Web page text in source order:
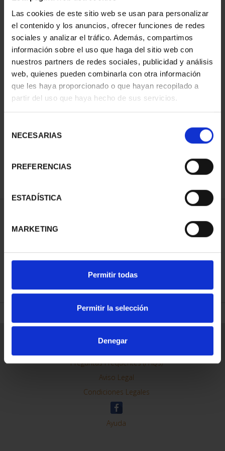
Las cookies de este sitio web se usan para personalizar
el contenido y los anuncios, ofrecer funciones de redes
sociales y analizar el tráfico. Además, compartimos
información sobre el uso que haga del sitio web con
nuestros partners de redes sociales, publicidad y análisis
web, quienes pueden combinarla con otra información
que les haya proporcionado o que hayan recopilado a
partir del uso que haya hecho de sus servicios.
NECESARIAS
PREFERENCIAS
ESTADÍSTICA
MARKETING
Permitir todas
Permitir la selección
Denegar
CAPITALES DE
PROVINCIA COLECCION
3.796,00 €
REFINAR
Información General
Contacto
Preguntas Frequentes (FAQs)
Aviso Legal
Condiciones Legales
Ayuda